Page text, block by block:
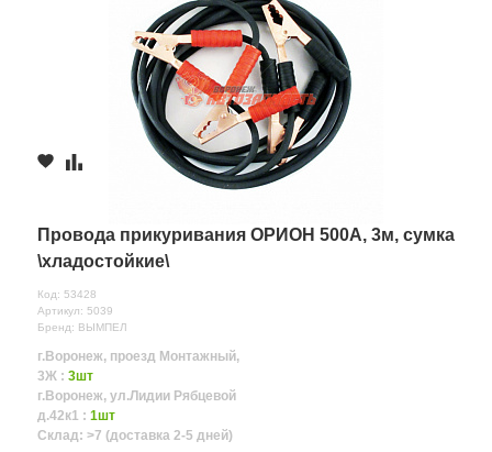
Провода прикуривания ОРИОН 500А, 3м, сумка
\хладостойкие\
Код: 53428
Артикул: 5039
Бренд: ВЫМПЕЛ
г.Воронеж, проезд Монтажный,
3Ж : 3шт
г.Воронеж, ул.Лидии Рябцевой
д.42к1 : 1шт
Склад: >7 (доставка 2-5 дней)